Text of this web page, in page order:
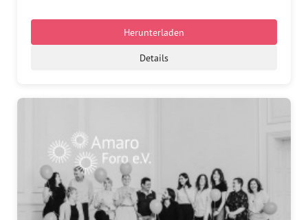
Herunterladen
Details